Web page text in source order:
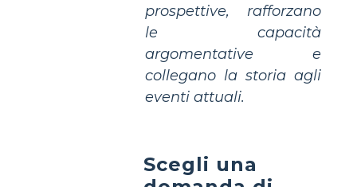
prospettive, rafforzano
le capacità
argomentative e
collegano la storia agli
eventi attuali.
Scegli una